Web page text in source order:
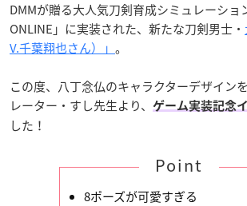
DMMが贈る大人気刀剣育成シミュレーショ
ONLINE」に実装された、新たな刀剣男士・
V.千葉翔也さん）」 。
この度、八丁念仏のキャラクターデザイン
レーター・すし先生より、
ゲーム実装記念
した！
Point
8ポーズが可愛すぎる